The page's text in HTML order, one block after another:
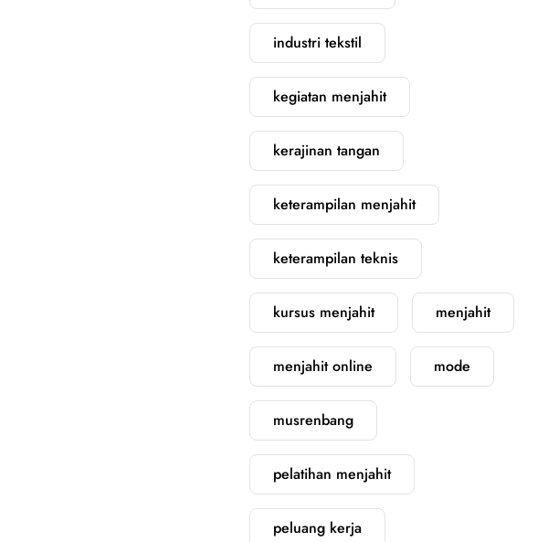
industri tekstil
kegiatan menjahit
kerajinan tangan
keterampilan menjahit
keterampilan teknis
kursus menjahit menjahit
menjahit online mode
musrenbang
pelatihan menjahit
peluang kerja